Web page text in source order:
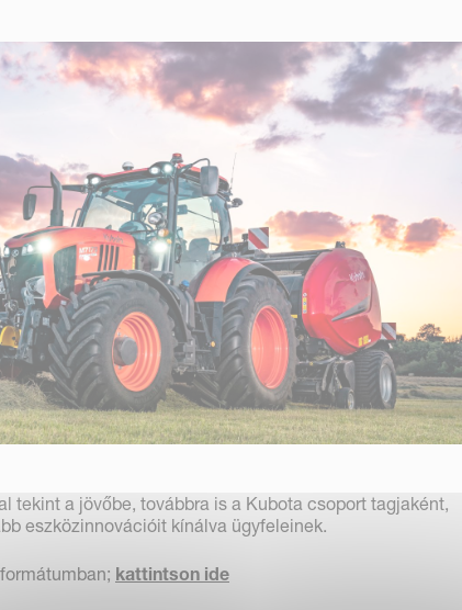
tekint a jövőbe, továbbra is a Kubota csoport tagjaként,
eszközinnovációit kínálva ügyfeleinek.
kattintson ide